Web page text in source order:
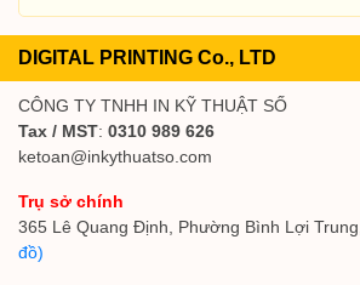
DIGITAL PRINTING Co., LTD
CÔNG TY TNHH IN KỸ THUẬT SỐ
Tax / MST: 0310 989 626
ketoan@inkythuatso.com
Trụ sở chính
365 Lê Quang Định, Phường Bình Lợi
đồ)